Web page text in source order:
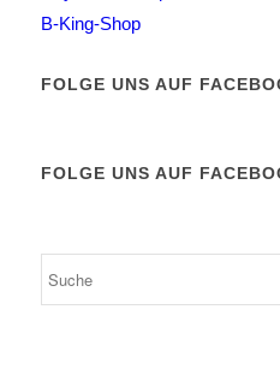
B-King-Shop
FOLGE UNS AUF
FOLGE UNS AUF